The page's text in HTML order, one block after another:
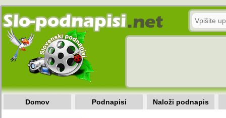
Domov Podnapisi Naloži podnapis